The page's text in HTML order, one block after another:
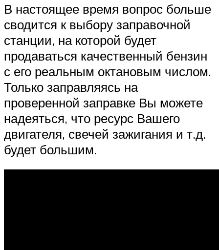
В настоящее время вопрос больше
сводится к выбору заправочной
станции, на которой будет
продаваться качественный бензин
с его реальным октановым числом.
Только заправляясь на
проверенной заправке Вы можете
надеяться, что ресурс Вашего
двигателя, свечей зажигания и т.д.
будет большим.